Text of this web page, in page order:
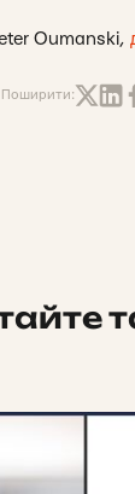
Oumanski,
Поширити: